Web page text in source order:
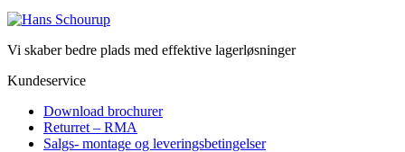
Vi skaber bedre plads med effektive lagerløsninger
Kundeservice
Download brochurer
Returret – RMA
Salgs- montage og leveringsbetingelser